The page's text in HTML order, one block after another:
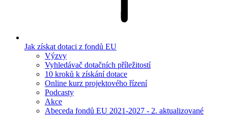
Jak získat dotaci z fondů EU
Výzvy
Vyhledávač dotačních příležitostí
10 kroků k získání dotace
Online kurz projektového řízení
Podcasty
Akce
Abeceda fondů EU 2021-2027 - 2. aktualizované